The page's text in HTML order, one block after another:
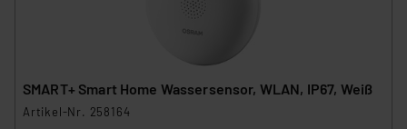
SMART+ Smart Home Wassersensor, WLAN, IP67, Weiß
Artikel-Nr. 258164